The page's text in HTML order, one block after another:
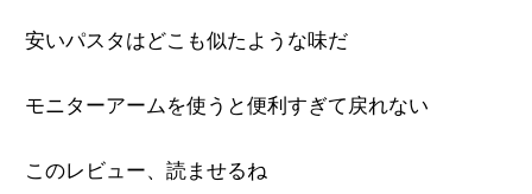
安いパスタはどこも似たような味だ
モニターアームを使うと便利すぎて戻れない
このレビュー、読ませるね